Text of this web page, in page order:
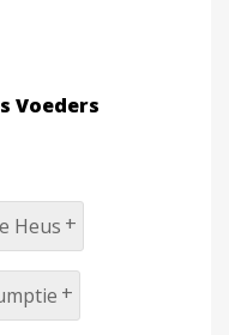
Voeders
Heus